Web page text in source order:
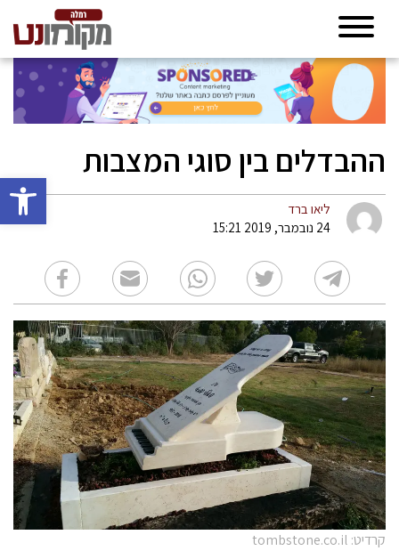
פתח
ההבדלים בין סוגי המצבות
ליאו ברד
24 נובמבר, 2019 15:21
קרדיט: tombstone.co.il